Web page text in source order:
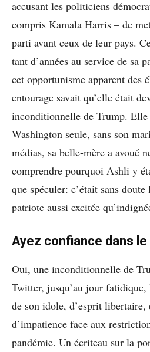
accusant les politiciens
compris Kamala Harris – de
parti avant ceux de leur pays.
tant d’années au service de sa
cet opportunisme apparent des
entourage savait qu’elle était
inconditionnelle de Trump. Elle
Washington seule, sans son
médias, sa belle-mère a avoué
comprendre pourquoi Ashli y
que spéculer: c’était sans
patriote aussi excitée
Ayez confiance dans le
Oui, une inconditionnelle de
Twitter, jusqu’au jour
de son idole, d’esprit
d’impatience face aux
pandémie. Un écriteau sur la